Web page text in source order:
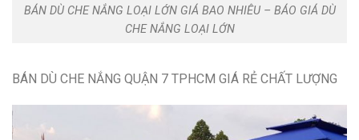
BÁN DÙ CHE NẮNG LOẠI LỚN GIÁ BAO NHIÊU – BÁO GIÁ DÙ
CHE NẮNG LOẠI LỚN
BÁN DÙ CHE NẮNG QUẬN 7 TPHCM GIÁ RẺ CHẤT LƯỢNG